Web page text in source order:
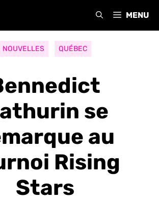
MENU
NOUVELLES QUÉBEC
se
au
Rising
Stars